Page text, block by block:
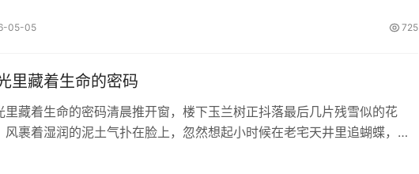
05-05 725
里藏着生命的密码
里藏着生命的密码清晨推开窗，楼下玉兰树正抖落最后几片残雪似的花
风裹着湿润的泥土气扑在脸上，忽然想起小时候在老宅天井里追蝴蝶，总